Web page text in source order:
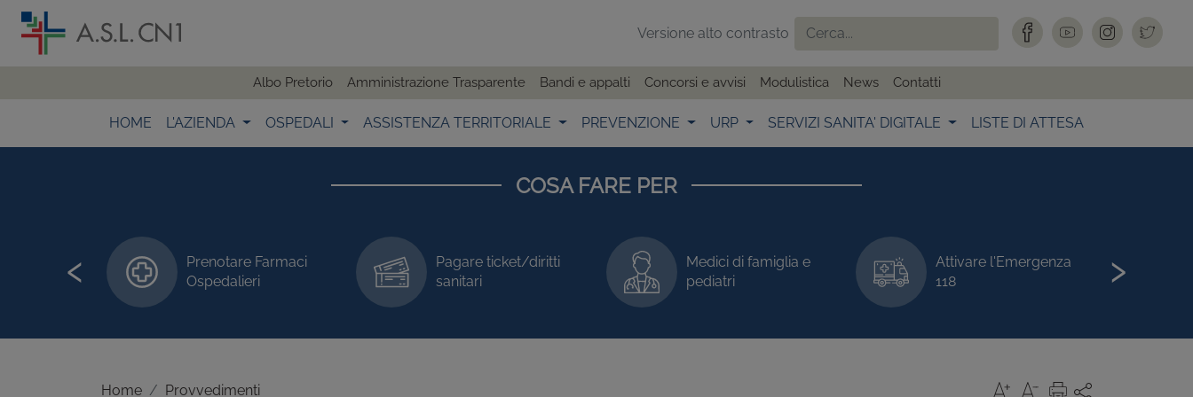
Versione alto contrasto
Albo Pretorio Amministrazione Trasparente Bandi e appalti Concorsi e avvisi Modulistica News Contatti
HOME L'AZIENDA OSPEDALI ASSISTENZA TERRITORIALE PREVENZIONE URP SERVIZI SANITA' DIGITALE LISTE DI ATTESA
COSA FARE PER
esami
Prenotare Farmaci
Ospedalieri
Pagare ticket/diritti
sanitari
Medici di famiglia e
pediatri
Attivare l'Emergenza
118
‹ ›
Home Provvedimenti